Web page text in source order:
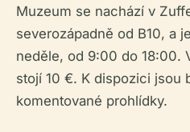
Muzeum se nachází v
severozápadně od B10, a
neděle, od 9:00 do 18:00.
stojí 10 €. K dispozici jsou
komentované prohlídky.